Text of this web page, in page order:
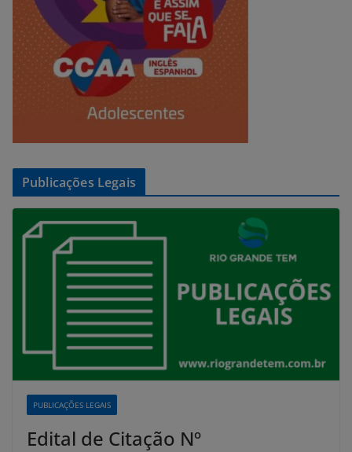
Publicações Legais
PUBLICAÇÕES LEGAIS
Edital de Citação Nº